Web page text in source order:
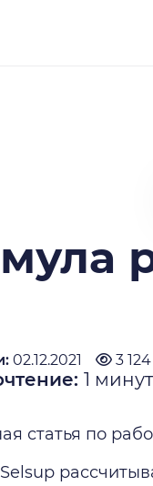
02.12.2021 3 124
1
статья по